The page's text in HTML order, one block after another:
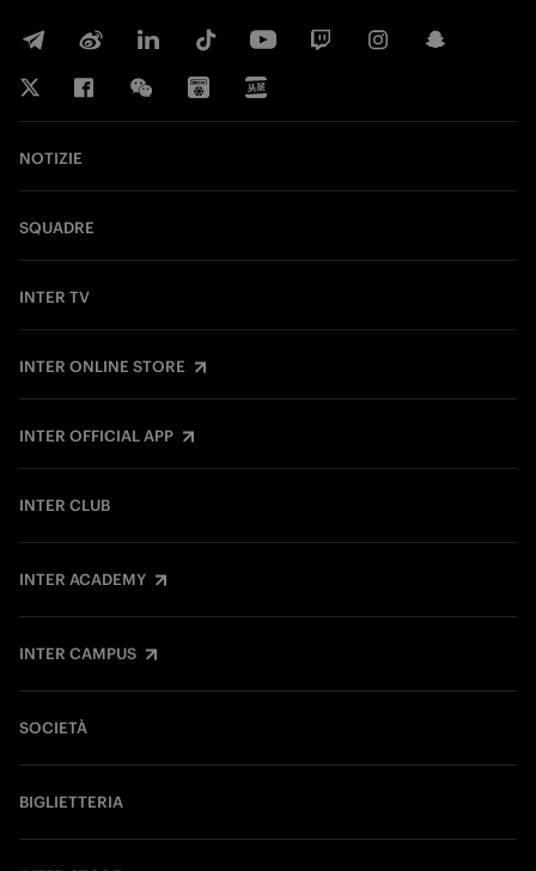
NOTIZIE
SQUADRE
INTER TV
INTER ONLINE STORE
INTER OFFICIAL APP
INTER CLUB
INTER ACADEMY
INTER CAMPUS
SOCIETÀ
BIGLIETTERIA